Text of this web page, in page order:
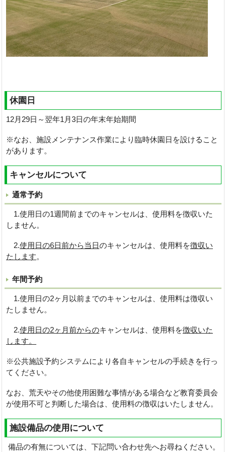
休園日
12月29日～翌年1月3日の年末年始期間
※なお、施設メンテナンス作業により臨時休園日を設けること
があります。
キャンセルについて
通常予約
1.使用日の1週間前までのキャンセルは、使用料を徴収いた
しません。
2.使用日の6日前から当日のキャンセルは、使用料を徴収い
たします。
年間予約
1.使用日の2ヶ月以前までのキャンセルは、使用料は徴収い
たしません。
2.使用日の2ヶ月前からのキャンセルは、使用料を徴収いた
します。
※公共施設予約システムにより各自キャンセルの手続きを行っ
てください。
なお、荒天やその他使用困難な事情がある場合など教育委員会
が使用不可と判断した場合は、使用料の徴収はいたしません。
施設備品の使用について
備品の有無については、下記問い合わせ先へお尋ねください。